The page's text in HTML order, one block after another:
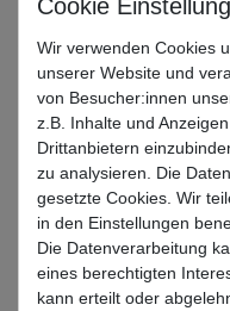
Beschreibung
Bewertung
Produktsicherheit
Predax Fishing
Wir verwenden Cookies
unserer Website und
von Besucher:innen
z.B. Inhalte und
Drittanbietern
zu analysieren. Die
gesetzte Cookies. Wir
in den Einstellungen
Die Datenverarbeitung
eines berechtigten
kann erteilt oder